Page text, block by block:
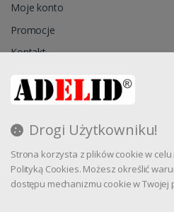
Drogi Użytkowniku!
Strona korzysta z plików cookie w celu
Polityką Cookies. Możesz określić
dostępu mechanizmu cookie w Twojej
Moje konto
Promocje
Kontakt
Regulamin
Reklamacja